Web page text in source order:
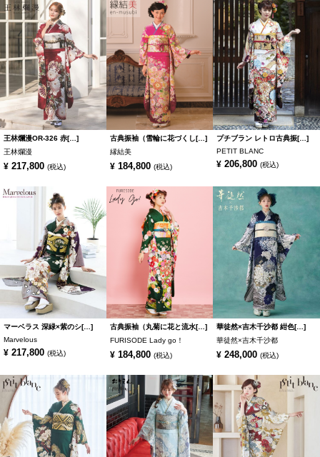
王林爛漫OR-326 赤[…]
王林爛漫
¥ 217,800 (税込)
古典振袖（雪輪に花づくし[…]
縁結美
¥ 184,800 (税込)
プチブラン レトロ古典振[…]
PETIT BLANC
¥ 206,800 (税込)
マーベラス 深緑×紫のシ[…]
Marvelous
¥ 217,800 (税込)
古典振袖（丸菊に花と流水[…]
FURISODE Lady go！
¥ 184,800 (税込)
華徒然×吉木千沙都 紺色[…]
華徒然×吉木千沙都
¥ 248,000 (税込)